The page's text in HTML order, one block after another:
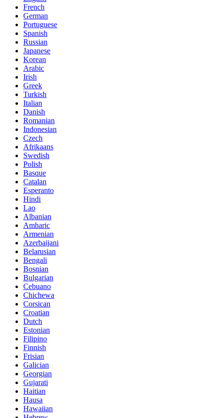
French
German
Portuguese
Spanish
Russian
Japanese
Korean
Arabic
Irish
Greek
Turkish
Italian
Danish
Romanian
Indonesian
Czech
Afrikaans
Swedish
Polish
Basque
Catalan
Esperanto
Hindi
Lao
Albanian
Amharic
Armenian
Azerbaijani
Belarusian
Bengali
Bosnian
Bulgarian
Cebuano
Chichewa
Corsican
Croatian
Dutch
Estonian
Filipino
Finnish
Frisian
Galician
Georgian
Gujarati
Haitian
Hausa
Hawaiian